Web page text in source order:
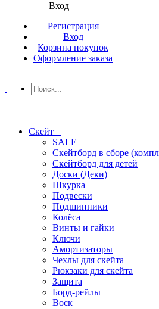
Вход
Регистрация
Вход
Корзина покупок
Оформление заказа
Скейт
SALE
Скейтборд в сборе
Скейтборд для детей
Доски (Деки)
Шкурка
Подвески
Подшипники
Колёса
Винты и гайки
Ключи
Амортизаторы
Чехлы для скейта
Рюкзаки для скейта
Защита
Борд-рейлы
Воск